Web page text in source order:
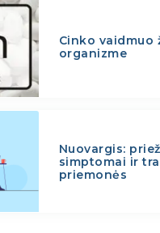
Cinko vaidmuo
organizme
Nuovargis:
simptomai ir
priemonės